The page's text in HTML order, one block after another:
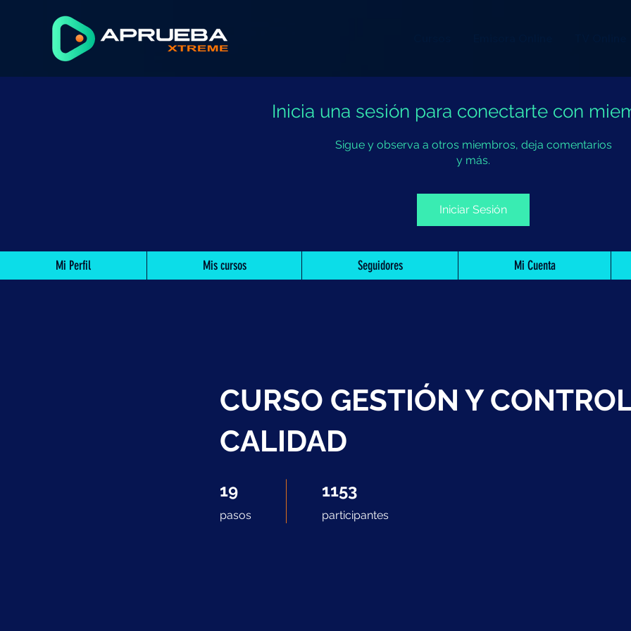
Inicia una sesión para conectarte con
Sigue y observa a otros miembros, deja comentarios
y más.
Iniciar Sesión
Mi Perfil Mis cursos Seguidores Mi Cuenta
CURSO GESTIÓN Y
CALIDAD
19
pasos
1153
participantes